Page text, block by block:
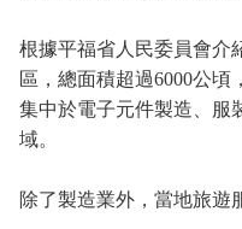
根據平福省人民委員會介
區，總面積超過6000公頃
集中於電子元件製造、服
域。
除了製造業外，當地旅遊